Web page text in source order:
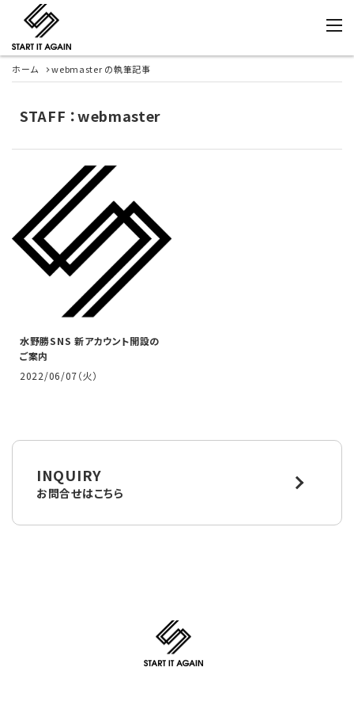
ホーム webmaster の執筆記事
STAFF ：webmaster
水野勝SNS 新アカウント開設の
ご案内
2022/06/07（火）
INQUIRY
お問合せはこちら